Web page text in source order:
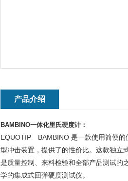
产品介绍
BAMBINO一体化里氏硬度计：
EQUOTIP BAMBINO 是一款使用简便的
型冲击装置，提供了的性价比。这款独立
是质量控制、来料检验和全部产品测试的
学的集成式回弹硬度测试仪。